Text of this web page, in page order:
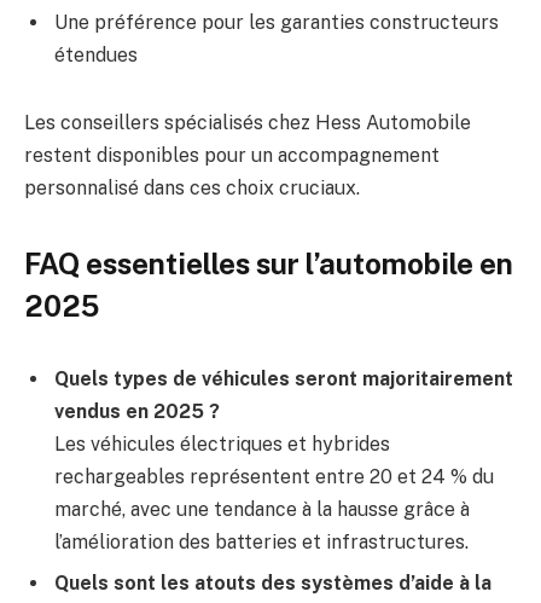
Une préférence pour les garanties constructeurs
étendues
Les conseillers spécialisés chez Hess Automobile
restent disponibles pour un accompagnement
personnalisé dans ces choix cruciaux.
FAQ essentielles sur l’automobile en
2025
Quels types de véhicules seront majoritairement
vendus en 2025 ?
Les véhicules électriques et hybrides
rechargeables représentent entre 20 et 24 % du
marché, avec une tendance à la hausse grâce à
l’amélioration des batteries et infrastructures.
Quels sont les atouts des systèmes d’aide à la